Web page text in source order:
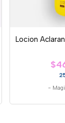
Locion
-